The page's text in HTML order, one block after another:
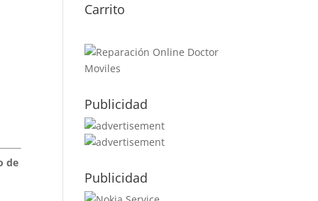
de
Carrito
Publicidad
Publicidad